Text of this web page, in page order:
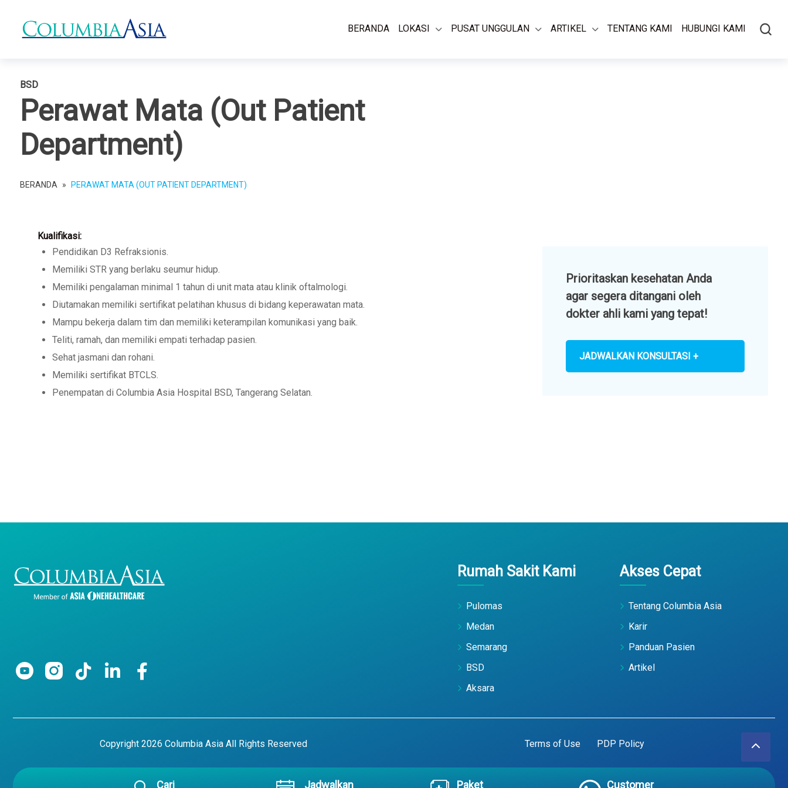
BERANDA LOKASI PUSAT UNGGULAN ARTIKEL TENTANG KAMI HUBUNGI KAMI
BSD
Perawat Mata (Out Patient
Department)
BERANDA » PERAWAT MATA (OUT PATIENT DEPARTMENT)
Kualifikasi:
Pendidikan D3 Refraksionis.
Memiliki STR yang berlaku seumur hidup.
Memiliki pengalaman minimal 1 tahun di unit mata atau klinik oftalmologi.
Diutamakan memiliki sertifikat pelatihan khusus di bidang keperawatan mata.
Mampu bekerja dalam tim dan memiliki keterampilan komunikasi yang baik.
Teliti, ramah, dan memiliki empati terhadap pasien.
Sehat jasmani dan rohani.
Memiliki sertifikat BTCLS.
Penempatan di Columbia Asia Hospital BSD, Tangerang Selatan.
Prioritaskan kesehatan Anda
agar segera ditangani oleh
dokter ahli kami yang tepat!
JADWALKAN KONSULTASI +
Rumah Sakit Kami
Pulomas
Medan
Semarang
BSD
Aksara
Akses Cepat
Tentang Columbia Asia
Karir
Panduan Pasien
Artikel
Copyright 2026 Columbia Asia All Rights Reserved Terms of Use PDP Policy
Cari Jadwalkan Paket Customer